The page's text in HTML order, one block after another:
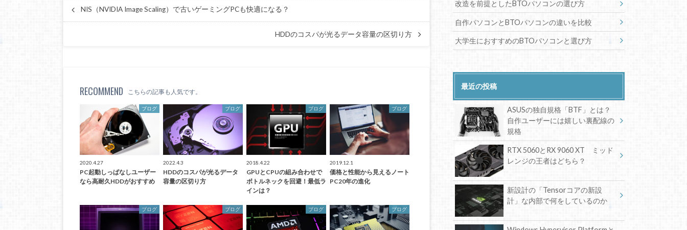
NIS（NVIDIA Image Scaling）で古いゲーミングPCも快適になる？
HDDのコスパが光るデータ容量の区切り方
RECOMMEND こちらの記事も人気です。
ブログ
2020.4.27
PC起動しっぱなしユーザー
なら高耐久HDDがおすすめ
ブログ
2022.4.3
HDDのコスパが光るデータ
容量の区切り方
ブログ
2018.4.22
GPUとCPUの組み合わせで
ボトルネックを回避！最低ラ
インは？
ブログ
2019.12.1
価格と性能から見えるノート
PC20年の進化
ブログ ブログ ブログ ブログ
改造を前提としたBTOパソコンの選び方
自作パソコンとBTOパソコンの違いを比較
大学生におすすめのBTOパソコンと選び方
最近の投稿
ASUSの独自規格「BTF」とは？
自作ユーザーには嬉しい裏配線の
規格
RTX 5060とRX 9060 XT ミッド
レンジの王者はどちら？
新設計の「Tensorコアの新設
計」な内部で何をしているのか